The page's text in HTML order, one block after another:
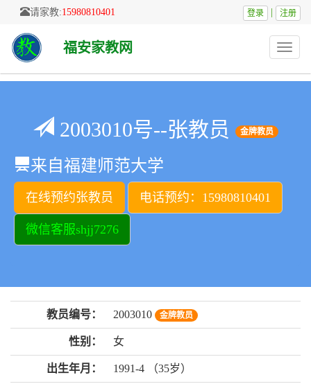
请家教:15980810401 登录 注册
Toggle
福安家教网
2003010号--张教员 金牌教员
来自福建师范大学
在线预约张教员 电话预约：15980810401
微信客服shjj7276
教员编号： 2003010 金牌教员
性别： 女
出生年月： 1991-4 （35岁）